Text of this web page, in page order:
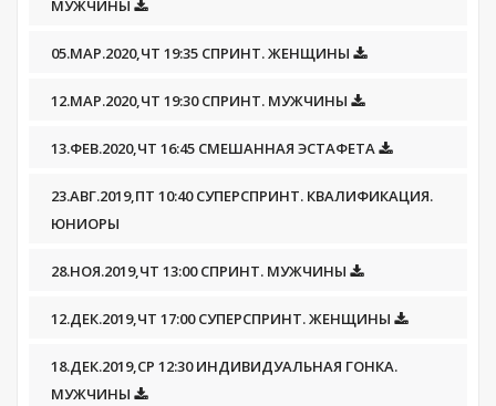
МУЖЧИНЫ
05.МАР.2020,ЧТ 19:35 СПРИНТ. ЖЕНЩИНЫ
12.МАР.2020,ЧТ 19:30 СПРИНТ. МУЖЧИНЫ
13.ФЕВ.2020,ЧТ 16:45 СМЕШАННАЯ ЭСТАФЕТА
23.АВГ.2019,ПТ 10:40 СУПЕРСПРИНТ. КВАЛИФИКАЦИЯ.
ЮНИОРЫ
28.НОЯ.2019,ЧТ 13:00 СПРИНТ. МУЖЧИНЫ
12.ДЕК.2019,ЧТ 17:00 СУПЕРСПРИНТ. ЖЕНЩИНЫ
18.ДЕК.2019,СР 12:30 ИНДИВИДУАЛЬНАЯ ГОНКА.
МУЖЧИНЫ